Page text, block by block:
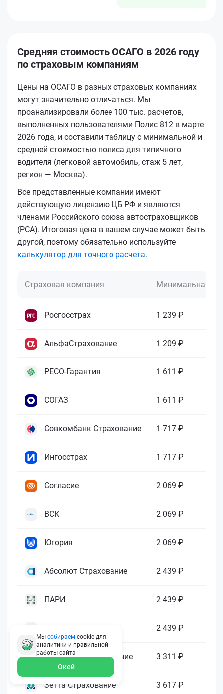
Средняя стоимость ОСАГО в 2026 году
по страховым компаниям
Цены на ОСАГО в разных страховых компаниях
могут значительно отличаться. Мы
проанализировали более 100 тыс. расчетов,
выполненных пользователями Полис 812 в марте
2026 года, и составили таблицу с минимальной и
средней стоимостью полиса для типичного
водителя (легковой автомобиль, стаж 5 лет,
регион — Москва).
Все представленные компании имеют
действующую лицензию ЦБ РФ и являются
членами Российского союза автостраховщиков
(РСА). Итоговая цена в вашем случае может быть
другой, поэтому обязательно используйте
калькулятор для точного расчета.
Страховая компания Минимальная
Росгосстрах 1 239 ₽
АльфаСтрахование 1 209 ₽
РЕСО-Гарантия 1 611 ₽
СОГАЗ 1 611 ₽
Совкомбанк Страхование 1 717 ₽
Ингосстрах 1 717 ₽
Согласие 2 069 ₽
ВСК 2 069 ₽
Югория 2 069 ₽
Абсолют Страхование 2 439 ₽
ПАРИ 2 439 ₽
Гелиос 2 439 ₽
Ренессанс Страхование 3 311 ₽
Зетта Страхование 3 617 ₽
Мы собираем cookie для
аналитики и правильной
работы сайта
Окей